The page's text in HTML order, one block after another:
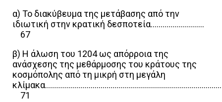
α) Το διακύβευμα της μετάβασης από την
ιδιωτική στην κρατική δεσποτεία………………………
67
β) Η άλωση του 1204 ως απόρροια της
ανάσχεσης της μεθάρμοσης του κράτους της
κοσμόπολης από τη μικρή στη μεγάλη
71